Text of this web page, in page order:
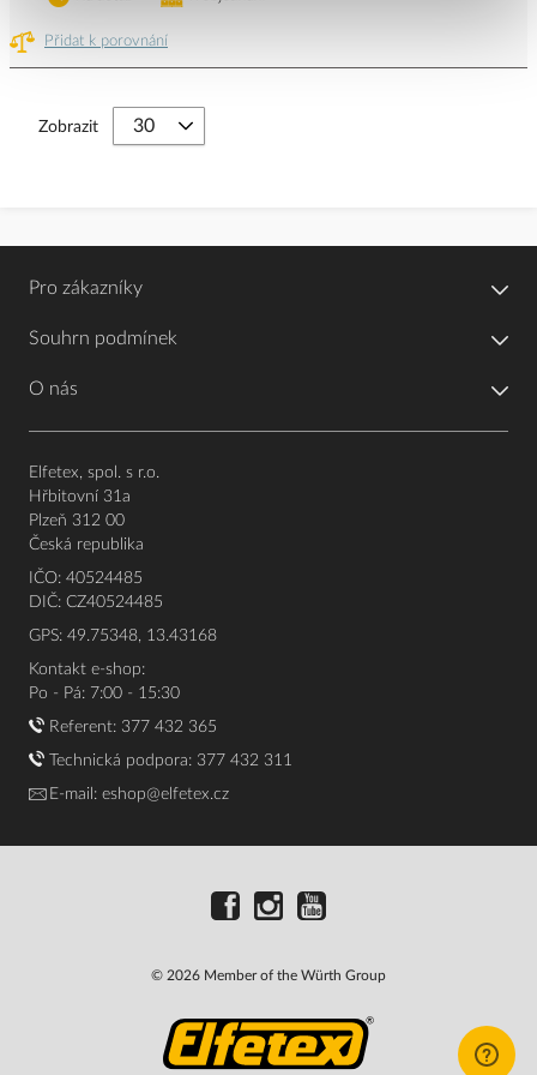
Přidat k porovnání
Zobrazit
Pro zákazníky
Souhrn podmínek
O nás
Elfetex, spol. s r.o.
Hřbitovní 31a
Plzeň 312 00
Česká republika
IČO: 40524485
DIČ: CZ40524485
GPS: 49.75348, 13.43168
Kontakt e-shop:
Po - Pá: 7:00 - 15:30
Referent: 377 432 365
Technická podpora: 377 432 311
E-mail: eshop@elfetex.cz
© 2026 Member of the Würth Group